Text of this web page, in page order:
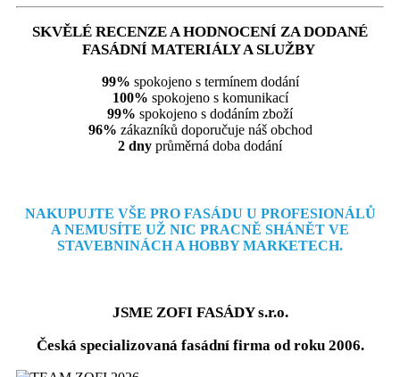
SKVĚLÉ RECENZE A HODNOCENÍ ZA DODANÉ
FASÁDNÍ MATERIÁLY A SLUŽBY
99% spokojeno s termínem dodání
100% spokojeno s komunikací
99% spokojeno s dodáním zboží
96% zákazníků doporučuje náš obchod
2 dny průměrná doba dodání
NAKUPUJTE VŠE PRO FASÁDU U PROFESIONÁLŮ
A NEMUSÍTE UŽ NIC PRACNĚ SHÁNĚT VE
STAVEBNINÁCH A HOBBY MARKETECH.
JSME ZOFI FASÁDY s.r.o.
Česká specializovaná fasádní firma od roku 2006.